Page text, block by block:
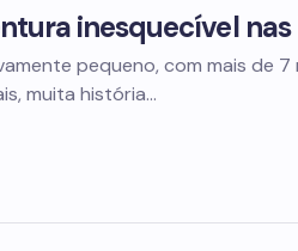
inesquecível nas
pequeno, com mais de 7
muita história…